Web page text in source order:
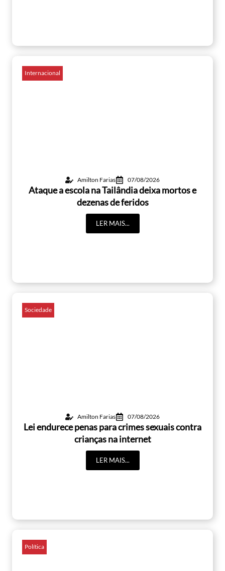
Internacional
Amilton Farias 07/08/2026
Ataque a escola na Tailândia deixa mortos e
dezenas de feridos
LER MAIS...
Sociedade
Amilton Farias 07/08/2026
Lei endurece penas para crimes sexuais contra
crianças na internet
LER MAIS...
Política